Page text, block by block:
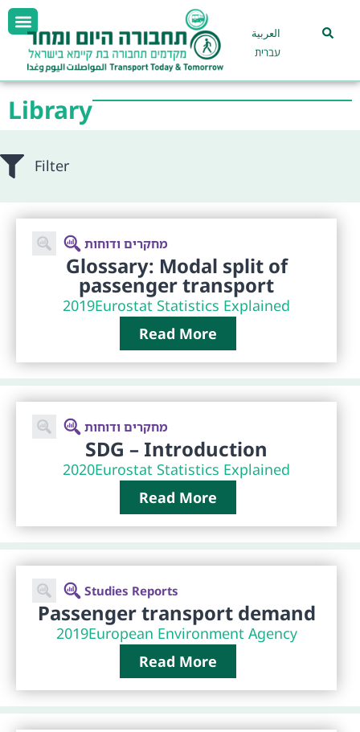
العربية
עברית
Library
Filter
מחקרים ודוחות
Glossary: Modal split of
passenger transport
2019Eurostat Statistics Explained
Read More
מחקרים ודוחות
SDG – Introduction
2020Eurostat Statistics Explained
Read More
Studies Reports
Passenger transport demand
2019European Environment Agency
Read More